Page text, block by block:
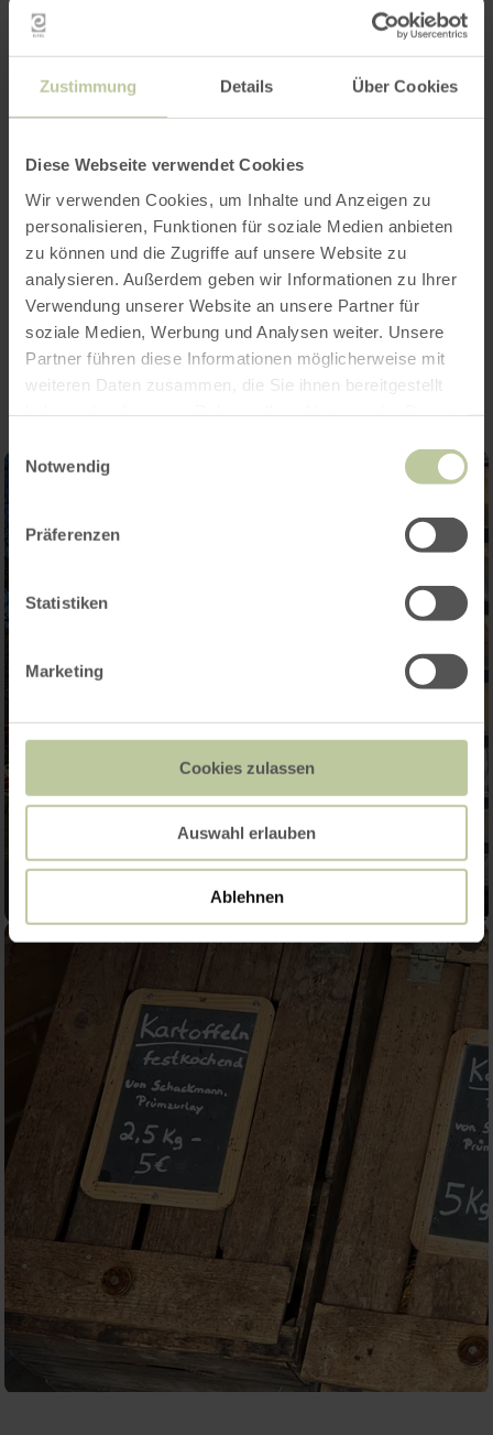
Zustimmung Details Über Cookies
Diese Webseite verwendet Cookies
Wir verwenden Cookies, um Inhalte und Anzeigen zu
personalisieren, Funktionen für soziale Medien anbieten
zu können und die Zugriffe auf unsere Website zu
analysieren. Außerdem geben wir Informationen zu Ihrer
Verwendung unserer Website an unsere Partner für
soziale Medien, Werbung und Analysen weiter. Unsere
Partner führen diese Informationen möglicherweise mit
weiteren Daten zusammen, die Sie ihnen bereitgestellt
Notwendig
Präferenzen
Statistiken
Marketing
Cookies zulassen
Auswahl erlauben
Ablehnen
Caractéristiques / Particularités
Catégories
Impressions